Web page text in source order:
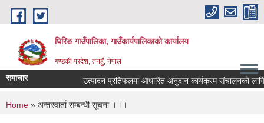
Skip to main content
घिरिङ गाउँपालिका, गाउँकार्यपालिकाको कार्यालय
गण्डकी प्रदेश, तनहुँ, नेपाल
समाचार उत्पादन प्रतिफलमा आधारित अनुदान कार्यक्रम संचालनकाे
You are here
Home » अन्तरवार्ता सम्बन्धी सूचना ।।।